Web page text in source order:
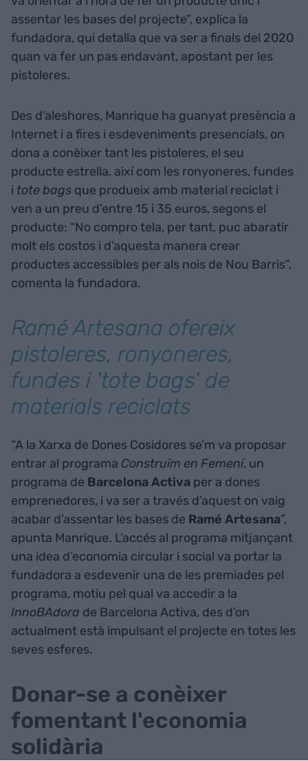
assentar les bases del projecte”, explica la
fundadora, qui detalla que va ser a finals del 2020
quan va fer un pas endavant, apostant per les
pistoleres.
Des d’aleshores, Manrique ha guanyat presència a
Internet i a fires i esdeveniments presencials, on
dona a conèixer tant les pistoleres, el seu
producte estrella, així com les ronyoneres, fundes
i totebags que produeix amb material reciclat i
ven a un preu d’entre 15 i 35 euros, segons el
producte: “No compro tela, per tant, puc abaratir
molt els costos i d’aquesta manera crear
productes accessibles per als nois de Nou Barris”,
comenta la fundadora.
Ramé Artesana ofereix
pistoleres, ronyoneres,
fundes i 'tote bags' de
materials reciclats
“A la Xarxa de Dones Cosidores se’m va proposar
entrar al programa Construïm en Femení, un
programa de BarcelonaActiva per a dones
emprenedores, i va ser a través d’aquest on vaig
acabar d’assentar les bases de Ramé Artesana”,
apunta Manrique. L’accés al programa mitjançant
una idea d’economia circular i social va portar la
fundadora a esdevenir una de les premiades pel
programa, motiu pel qual va accedir a la
InnoBAdora de Barcelona Activa, des d’on
actualment està impulsant el projecte en totes les
seves esferes.
Donar-se a conèixer
fomentant l'economia
solidària